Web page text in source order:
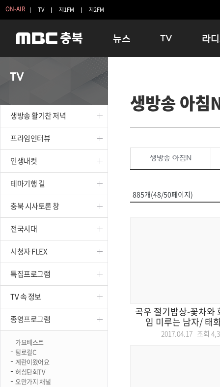
ON-AIR TV 제1FM 제2FM
뉴스
보은
옥천
TV
인생내컷
테마기행 길
시청자 FLEX
특집프로그램
라
16:00
우리 고
TV
생방송 활기찬 저녁
프라임인터뷰
인생내컷
테마기행 길
충북 시사토론 창
전국시대
시청자 FLEX
특집프로그램
TV 속 정보
종영프로그램
가요베스트
팀로컬C
계란이왔어요
허심탄회TV
오만가지 채널
생방송 아침
생방송 아침N
885개(48/50페이지)
곡우 절기밥상-꽃차와
임 미루는 남자/ 태
2017.04.17 조회